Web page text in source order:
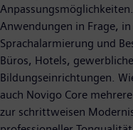
Anwendungen in Frage,
Sprachalarmierung und
Büros, Hotels,
Bildungseinrichtungen.
auch Novigo Core
zur schrittweisen